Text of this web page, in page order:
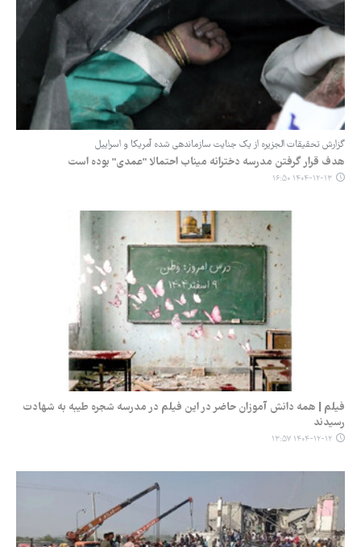
گزارش تحقیقات الجزیره از یک جنایت سازماندهی شده آمریکا و اسراییل
هدف قرار گرفتن مدرسه دخترانه میناب احتمالا "عمدی" بوده است
۱۴۰۴-۱۲-۱۳ ۱۶:۵۰
فیلم | همه دانش آموزان حاضر در این فیلم در مدرسه شجره طیبه به شهادت
رسیدند
۱۴۰۴-۱۲-۱۲ ۱۳:۵۷